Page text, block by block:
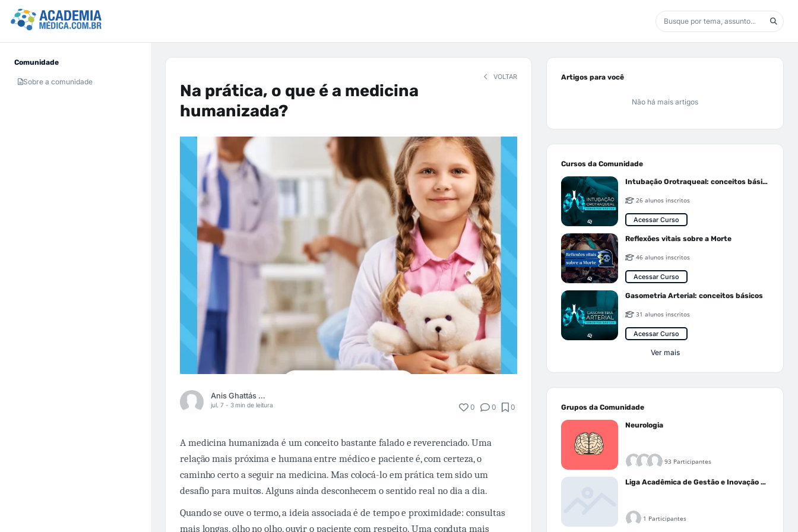
Comunidade
Sobre a comunidade
VOLTAR
Na prática, o que é a medicina
humanizada?
Anis Ghattás Mitri Filho
jul. 7 - 3 min de leitura 0 0 0
A medicina humanizada é um conceito bastante falado e reverenciado. Uma
relação mais próxima e humana entre médico e paciente é, com certeza, o
caminho certo a seguir na medicina. Mas colocá-lo em prática tem sido um
desafio para muitos. Alguns ainda desconhecem o sentido real no dia a dia.
Quando se ouve o termo, a ideia associada é de tempo e proximidade: consultas
mais longas, olho no olho, ouvir o paciente com respeito. Uma conduta mais
Artigos para você
Não há mais artigos
Cursos da Comunidade
Intubação Orotraqueal: conceitos básicos
26 alunos inscritos
Acessar Curso
Reflexões vitais sobre a Morte
46 alunos inscritos
Acessar Curso
Gasometria Arterial: conceitos básicos
31 alunos inscritos
Acessar Curso
Ver mais
Grupos da Comunidade
Neurologia
93 Participantes
Liga Acadêmica de Gestão e Inovação Médica - LAGIM
1 Participantes